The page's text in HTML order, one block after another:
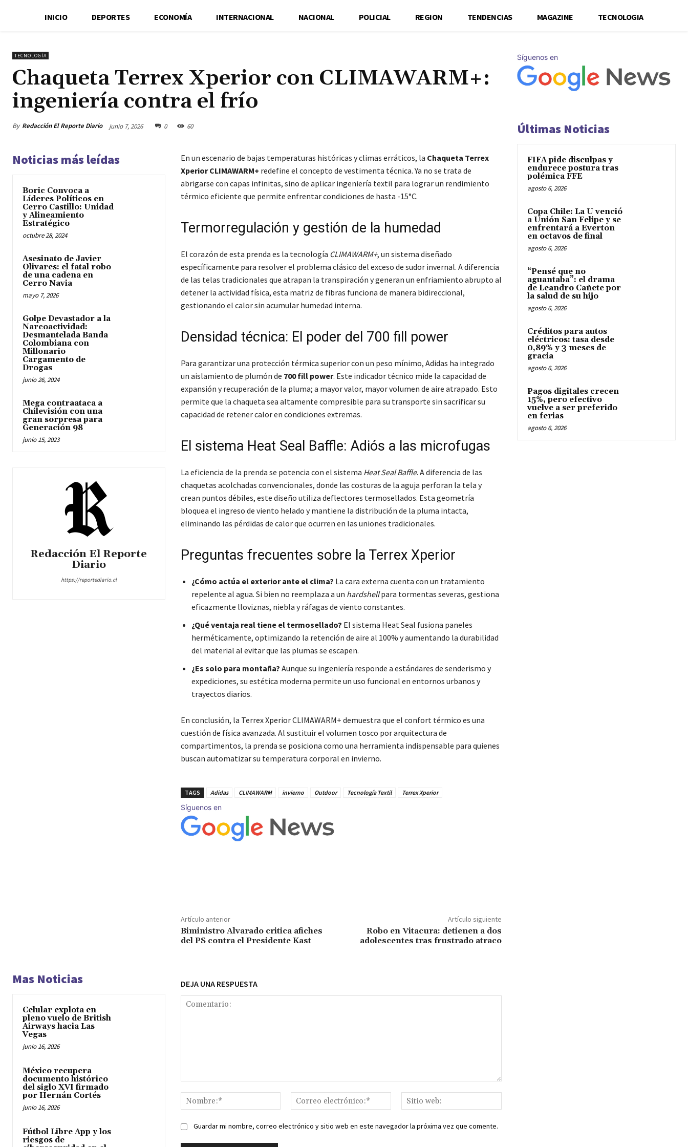
INICIO DEPORTES ECONOMÍA INTERNACIONAL NACIONAL POLICIAL REGION TENDENCIAS MAGAZINE TECNOLOGIA
TECNOLOGÍA
Chaqueta Terrex Xperior con CLIMAWARM+:
ingeniería contra el frío
By Redacción El Reporte Diario junio 7, 2026 0 60
Noticias más leídas
Boric Convoca a
Líderes Políticos en
Cerro Castillo: Unidad
y Alineamiento
Estratégico
octubre 28, 2024
Asesinato de Javier
Olivares: el fatal robo
de una cadena en
Cerro Navia
mayo 7, 2026
Golpe Devastador a la
Narcoactividad:
Desmantelada Banda
Colombiana con
Millonario
Cargamento de
Drogas
junio 26, 2024
Mega contraataca a
Chilevisión con una
gran sorpresa para
Generación 98
junio 15, 2023
Redacción El Reporte
Diario
https://reportediario.cl
En un escenario de bajas temperaturas históricas y climas erráticos, la Chaqueta Terrex
Xperior CLIMAWARM+ redefine el concepto de vestimenta técnica. Ya no se trata de
abrigarse con capas infinitas, sino de aplicar ingeniería textil para lograr un rendimiento
térmico eficiente que permite enfrentar condiciones de hasta -15°C.
Termorregulación y gestión de la humedad
El corazón de esta prenda es la tecnología CLIMAWARM+, un sistema diseñado
específicamente para resolver el problema clásico del exceso de sudor invernal. A diferencia
de las telas tradicionales que atrapan la transpiración y generan un enfriamiento abrupto al
detener la actividad física, esta matriz de fibras funciona de manera bidireccional,
gestionando el calor sin acumular humedad interna.
Densidad técnica: El poder del 700 fill power
Para garantizar una protección térmica superior con un peso mínimo, Adidas ha integrado
un aislamiento de plumón de 700 fill power. Este indicador técnico mide la capacidad de
expansión y recuperación de la pluma; a mayor valor, mayor volumen de aire atrapado. Esto
permite que la chaqueta sea altamente compresible para su transporte sin sacrificar su
capacidad de retener calor en condiciones extremas.
El sistema Heat Seal Baffle: Adiós a las microfugas
La eficiencia de la prenda se potencia con el sistema Heat Seal Baffle. A diferencia de las
chaquetas acolchadas convencionales, donde las costuras de la aguja perforan la tela y
crean puntos débiles, este diseño utiliza deflectores termosellados. Esta geometría
bloquea el ingreso de viento helado y mantiene la distribución de la pluma intacta,
eliminando las pérdidas de calor que ocurren en las uniones tradicionales.
Preguntas frecuentes sobre la Terrex Xperior
¿Cómo actúa el exterior ante el clima? La cara externa cuenta con un tratamiento
repelente al agua. Si bien no reemplaza a un hardshellpara tormentas severas, gestiona
eficazmente lloviznas, niebla y ráfagas de viento constantes.
¿Qué ventaja real tiene el termosellado? El sistema Heat Seal fusiona paneles
herméticamente, optimizando la retención de aire al 100% y aumentando la durabilidad
del material al evitar que las plumas se escapen.
¿Es solo para montaña? Aunque su ingeniería responde a estándares de senderismo y
expediciones, su estética moderna permite un uso funcional en entornos urbanos y
trayectos diarios.
En conclusión, la Terrex Xperior CLIMAWARM+ demuestra que el confort térmico es una
cuestión de física avanzada. Al sustituir el volumen tosco por arquitectura de
compartimentos, la prenda se posiciona como una herramienta indispensable para quienes
buscan automatizar su temperatura corporal en invierno.
TAGS Adidas CLIMAWARM invierno Outdoor Tecnología Textil Terrex Xperior
Síguenos en
Artículo anterior
Biministro Alvarado critica afiches
del PS contra el Presidente Kast
Artículo siguiente
Robo en Vitacura: detienen a dos
adolescentes tras frustrado atraco
Mas Noticias
Celular explota en
pleno vuelo de British
Airways hacia Las
Vegas
junio 16, 2026
México recupera
documento histórico
del siglo XVI firmado
por Hernán Cortés
junio 16, 2026
Fútbol Libre App y los
riesgos de
DEJA UNA RESPUESTA
Nombre:*
Correo
electrónico:*
web:
Guardar mi nombre, correo electrónico y sitio web en este navegador la próxima vez que comente.
Síguenos en
Últimas Noticias
FIFA pide disculpas y
endurece postura tras
polémica FFE
agosto 6, 2026
Copa Chile: La U venció
a Unión San Felipe y se
enfrentará a Everton
en octavos de final
agosto 6, 2026
“Pensé que no
aguantaba”: el drama
de Leandro Cañete por
la salud de su hijo
agosto 6, 2026
Créditos para autos
eléctricos: tasa desde
0,89% y 3 meses de
gracia
agosto 6, 2026
Pagos digitales crecen
15%, pero efectivo
vuelve a ser preferido
en ferias
agosto 6, 2026